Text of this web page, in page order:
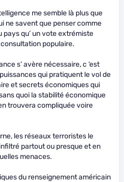
me semble là plus que
ne savent que penser comme
qu’ un vote extrémiste
populaire.
s’ avère nécessaire, c ‘est
qui pratiquent le vol de
et secrets économiques qui
quoi la stabilité économique
trouvera compliquée voire
les réseaux terroristes le
partout ou presque et en
menaces.
du renseignement américain